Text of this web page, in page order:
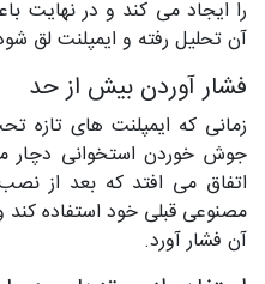
را ایجاد می کند و در نهایت
آن تحلیل رفته و ایمپلنت لق
فشار آوردن بیش از حد
زمانی که ایمپلنت های تازه
جوش خوردن استخوانی دچار
اتفاق می افتد که بعد از
مصنوعی قبلی خود استفاده کند
آن فشار آورد.